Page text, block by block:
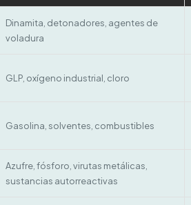
Dinamita, detonadores, agentes de
voladura
GLP, oxígeno industrial, cloro
Gasolina, solventes, combustibles
Azufre, fósforo, virutas metálicas,
sustancias autorreactivas